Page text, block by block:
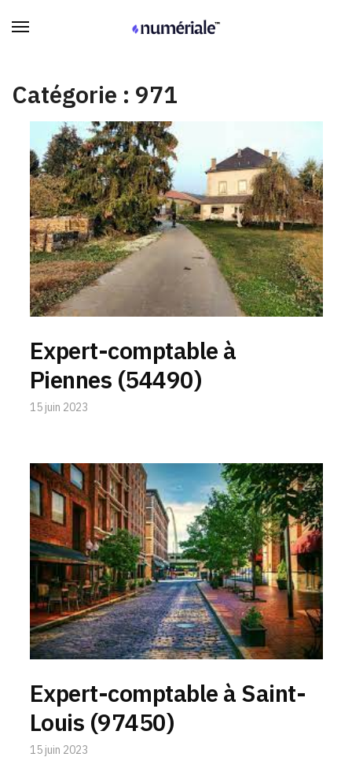
Catégorie : 971
Expert-comptable à
Piennes (54490)
15 juin 2023
Expert-comptable à Saint-
Louis (97450)
15 juin 2023